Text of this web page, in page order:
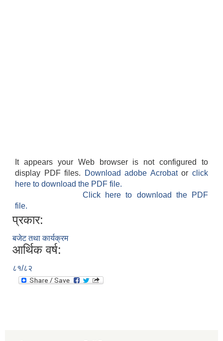
It appears your Web browser is not configured to
display PDF files.
Download adobe Acrobatorclick
here to download the PDF file.
Click here to download the PDF
file.
प्रकार:
बजेट तथा कार्यक्रम
आर्थिक वर्ष:
८१/८२